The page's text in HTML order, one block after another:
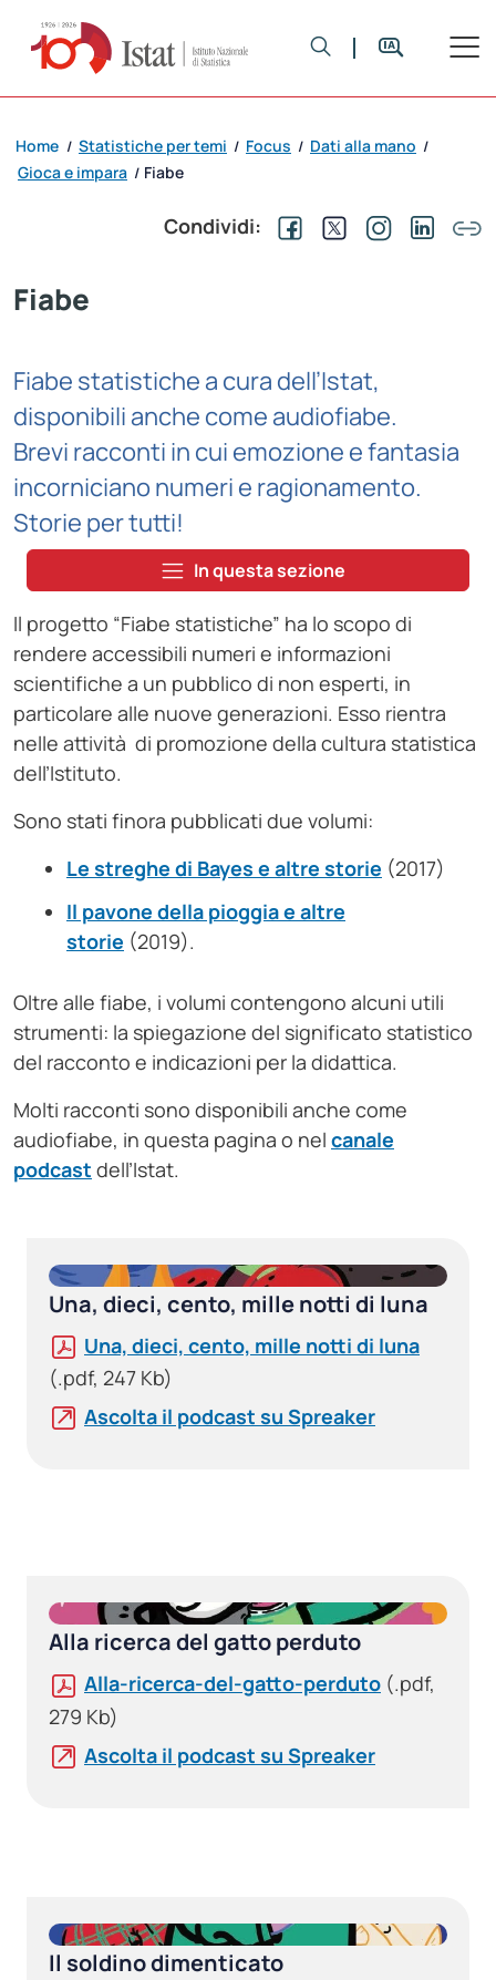
Home / Statistiche per temi / Focus / Dati alla mano /
Gioca e impara / Fiabe
Condividi:
Fiabe
Fiabe statistiche a cura dell’Istat,
disponibili anche come audiofiabe.
Brevi racconti in cui emozione e fantasia
incorniciano numeri e ragionamento.
Storie per tutti!
In questa sezione
Il progetto “Fiabe statistiche” ha lo scopo di
rendere accessibili numeri e informazioni
scientifiche a un pubblico di non esperti, in
particolare alle nuove generazioni. Esso rientra
nelle attività di promozione della cultura statistica
dell’Istituto.
Sono stati finora pubblicati due volumi:
Le streghe di Bayes e altre storie (2017)
Il pavone della pioggia e altre
storie (2019).
Oltre alle fiabe, i volumi contengono alcuni utili
strumenti: la spiegazione del significato statistico
del racconto e indicazioni per la didattica.
Molti racconti sono disponibili anche come
audiofiabe, in questa pagina o nel canale
podcast dell’Istat.
Una, dieci, cento, mille notti di luna
Una, dieci, cento, mille notti di luna
(.pdf, 247 Kb)
Ascolta il podcast su Spreaker
Alla ricerca del gatto perduto
Alla-ricerca-del-gatto-perduto (.pdf,
279 Kb)
Ascolta il podcast su Spreaker
Il soldino dimenticato